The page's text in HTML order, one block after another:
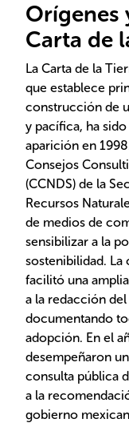
Orígenes
Carta de
La Carta de la
que establece
construcción de
y pacífica, ha
aparición en
Consejos
(CCNDS) de la
Recursos
de medios de
sensibilizar a la
sostenibilidad. La
facilitó una
a la redacción
documentando
adopción. En el
desempeñaron
consulta pública
a la
gobierno